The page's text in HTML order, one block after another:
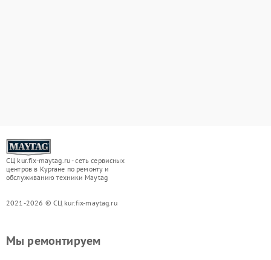
СЦ kur.fix-maytag.ru - сеть сервисных
центров в Кургане по ремонту и
обслуживанию техники Maytag
2021-2026 © СЦ kur.fix-maytag.ru
Мы ремонтируем